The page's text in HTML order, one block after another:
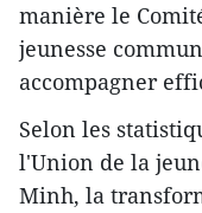
manière le
jeunesse
accompagner
Selon les
l'Union de la
Minh, la